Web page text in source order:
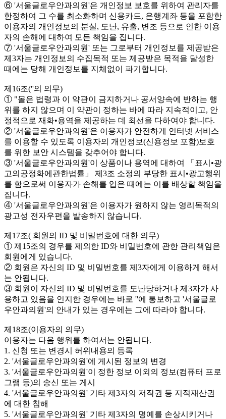
⑥ '서울글로우안과의원'은 개인정보 보호를 위하여 관리자를
한정하여 그 수를 최소화하며 신용카드, 은행계좌 등을 포함한
이용자의 개인정보의 분실, 도난, 유출, 변조 등으로 인한 이용
자의 손해에 대하여 모든 책임을 집니다.
⑦ '서울글로우안과의원' 또는 그로부터 개인정보를 제공받은
제3자는 개인정보의 수집목적 또는 제공받은 목적을 달성한
때에는 당해 개인정보를 지체없이 파기합니다.
제16조(''의 의무)
① "몰은 법령과 이 약관이 금지하거나 공서양속에 반하는 행
위를 하지 않으며 이 약관이 정하는 바에 따라 지속적이고, 안
정적으로 재화•용역을 제공하는 데 최선을 다하여야 합니다.
② '서울글로우안과의원'은 이용자가 안전하게 인터넷 서비스
를 이용할 수 있도록 이용자의 개인정보(신용정보 포함)보호
를 위한 보안 시스템을 갖추어야 합니다.
③ '서울글로우안과의원'이 상품이나 용역에 대하여 「표시•광
고의공정화에관한법률」 제3조 소정의 부당한 표시•광고행위
를 함으로써 이용자가 손해를 입은 때에는 이를 배상할 책임을
집니다.
④ '서울글로우안과의원'은 이용자가 원하지 않는 영리목적의
광고성 전자우편을 발송하지 않습니다.
제17조( 회원의 ID 및 비밀번호에 대한 의무)
① 제15조의 경우를 제외한 ID와 비밀번호에 관한 관리책임은
회원에게 있습니다.
② 회원은 자신의 ID 및 비밀번호를 제3자에게 이용하게 해서
는 안됩니다.
③ 회원이 자신의 ID 및 비밀번호를 도난당하거나 제3자가 사
용하고 있음을 인지한 경우에는 바로 ''에 통보하고 '서울글로
우안과의원'의 안내가 있는 경우에는 그에 따라야 합니다.
제18조(이용자의 의무)
이용자는 다음 행위를 하여서는 안됩니다.
1. 신청 또는 변경시 허위내용의 등록
2. '서울글로우안과의원'에 게시된 정보의 변경
3. '서울글로우안과의원'이 정한 정보 이외의 정보(컴퓨터 프로
그램 등)의 송신 또는 게시
4. '서울글로우안과의원' 기타 제3자의 저작권 등 지적재산권
에 대한 침해
5. '서울글로우안과의원' 기타 제3자의 명예를 손상시키거나